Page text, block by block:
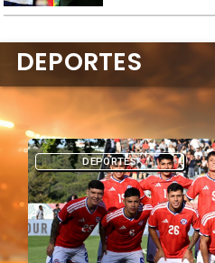
DEPORTES
DEPORTES